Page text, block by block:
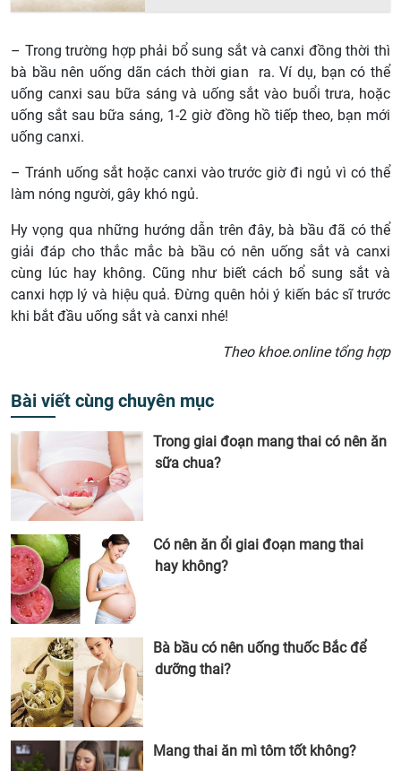
– Trong trường hợp phải bổ sung sắt và canxi đồng thời thì
bà bầu nên uống dãn cách thời gian ra. Ví dụ, bạn có thể
uống canxi sau bữa sáng và uống sắt vào buổi trưa, hoặc
uống sắt sau bữa sáng, 1-2 giờ đồng hồ tiếp theo, bạn mới
uống canxi.
– Tránh uống sắt hoặc canxi vào trước giờ đi ngủ vì có thể
làm nóng người, gây khó ngủ.
Hy vọng qua những hướng dẫn trên đây, bà bầu đã có thể
giải đáp cho thắc mắc bà bầu có nên uống sắt và canxi
cùng lúc hay không. Cũng như biết cách bổ sung sắt và
canxi hợp lý và hiệu quả. Đừng quên hỏi ý kiến bác sĩ trước
khi bắt đầu uống sắt và canxi nhé!
Theo khoe.online tổng hợp
Bài viết cùng chuyên mục
Trong giai đoạn mang thai có nên ăn
sữa chua?
Có nên ăn ổi giai đoạn mang thai
hay không?
Bà bầu có nên uống thuốc Bắc để
dưỡng thai?
Mang thai ăn mì tôm tốt không?